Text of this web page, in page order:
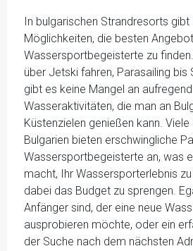
In bulgarischen Strandresorts gibt
Möglichkeiten, die besten
Wassersportbegeisterte zu
über Jetski fahren, Parasailing bis
gibt es keine Mangel an
Wasseraktivitäten, die man an
Küstenzielen genießen kann.
Bulgarien bieten erschwingliche
Wassersportbegeisterte an, was
macht, Ihr Wassersporterlebnis
dabei das Budget zu sprengen.
Anfänger sind, der eine neue
ausprobieren möchte, oder ein
der Suche nach dem nächsten